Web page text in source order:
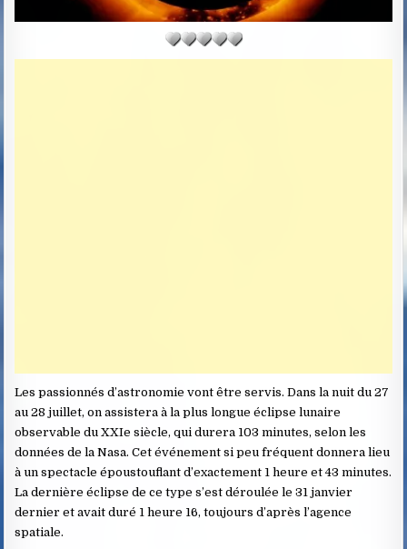
Les passionnés d’astronomie vont être servis. Dans la nuit du 27
au 28 juillet, on assistera à la plus longue éclipse lunaire
observable du XXIe siècle, qui durera 103 minutes, selon les
données de la Nasa. Cet événement si peu fréquent donnera lieu
à un spectacle époustouflant d’exactement 1 heure et 43 minutes.
La dernière éclipse de ce type s’est déroulée le 31 janvier
dernier et avait duré 1 heure 16, toujours d’après l’agence
spatiale.